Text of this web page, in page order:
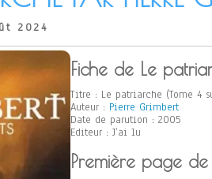
2024
Fiche de Le
Titre : Le patriarche (Tome 4
Auteur : Pierre Grimbert
Date de parution : 2005
Editeur : J’ai lu
Première page